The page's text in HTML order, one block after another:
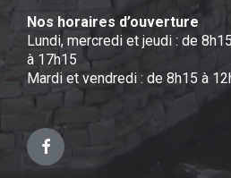
Nos horaires d’ouverture
Lundi, mercredi et jeudi : de
à 17h15
Mardi et vendredi : de 8h15 à
Facebook